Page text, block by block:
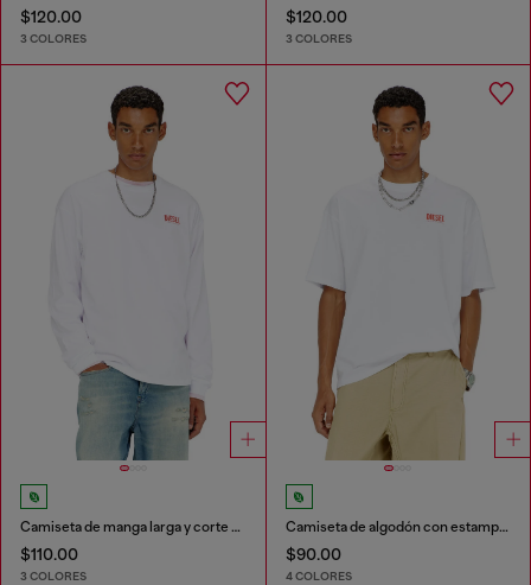
$120.00
3 COLORES
$120.00
3 COLORES
Camiseta de manga larga y corte relajado con logotipo Biscotto
$110.00
3 COLORES
Camiseta de algodón con estampado Diesel Biscotto
$90.00
4 COLORES